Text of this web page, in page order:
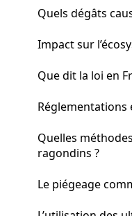
Quels dégâts
Impact sur
Que dit la loi en
Réglementations
Quelles
ragondins ?
Le piégeage